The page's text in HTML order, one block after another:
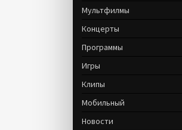
Мультфилмы
Концерты
Программы
Игры
Клипы
Мобильный
Новости